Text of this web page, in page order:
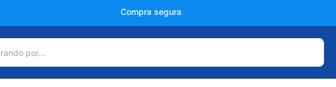
+150 mil avaliações